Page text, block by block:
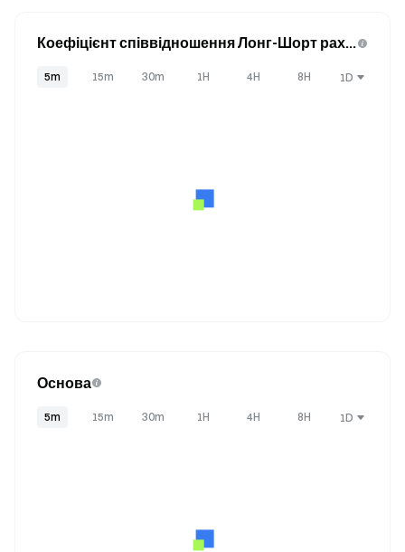
Коефіцієнт співвідношення Лонг-Шорт раху
5m 15m 30m 1H 4H 8H 1D
Основа
5m 15m 30m 1H 4H 8H 1D